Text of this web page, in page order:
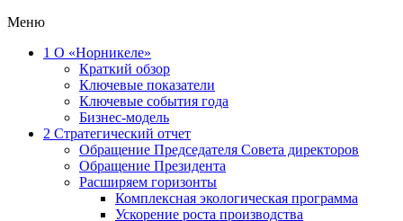
Меню
1 О «Норникеле»
Краткий обзор
Ключевые показатели
Ключевые события года
Бизнес-модель
2 Стратегический отчет
Обращение Председателя Совета директоров
Обращение Президента
Расширяем горизонты
Комплексная экологическая программа
Ускорение роста производства